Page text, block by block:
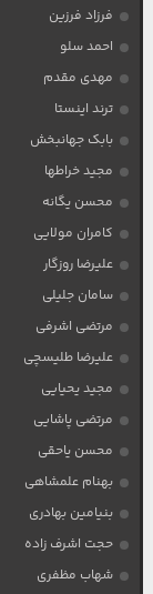
فرزاد فرزین
احمد سلو
مهدی مقدم
ترند اینستا
بابک جهانبخش
مجید خراطها
محسن یگانه
کامران مولایی
علیرضا روزگار
سامان جلیلی
مرتضی اشرفی
علیرضا طلیسچی
مجید یحیایی
مرتضی پاشایی
محسن یاحقی
بهنام علمشاهی
بنیامین بهادری
حجت اشرف زاده
شهاب مظفری